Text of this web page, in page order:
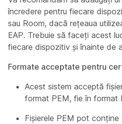
încredere pentru fiecare
sau Room, dacă rețeaua
EAP. Trebuie să faceți acest
fiecare dispozitiv și înainte de
Formate acceptate pentru
Acest sistem acceptă
format PEM, fie în format
Fișierele PEM pot